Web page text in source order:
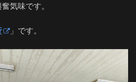
気味です。
」です。